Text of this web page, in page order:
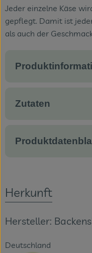
Jeder einzelne Käse
gepflegt. Damit ist
als auch der
Zutaten
Herkunft
Hersteller:
Deutschland